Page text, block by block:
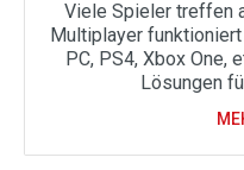
Viele Spieler treffen
Multiplayer
PC, PS4, Xbox One,
Lösungen